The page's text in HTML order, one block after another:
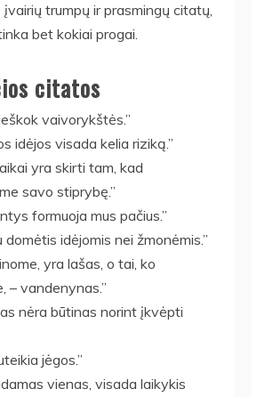
trumpų ir prasmingų citatų,
bet kokiai progai.
citatos
vaivorykštės.”
idėjos visada kelia riziką.”
yra skirti tam, kad
savo stiprybę.”
formuoja mus pačius.”
domėtis idėjomis nei žmonėmis.”
yra lašas, o tai, ko
– vandenynas.”
nėra būtinas norint įkvėpti
jėgos.”
vienas, visada laikykis